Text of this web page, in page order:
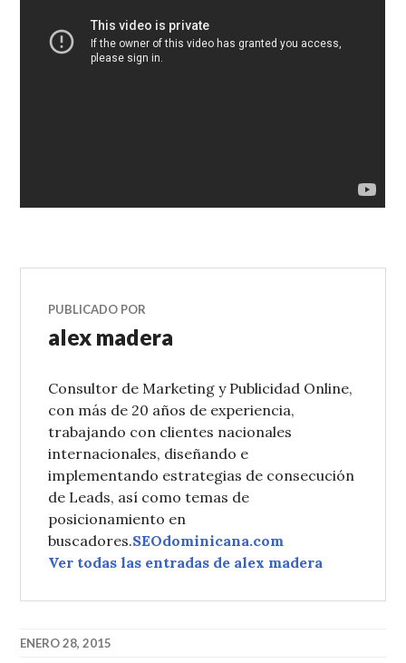
PUBLICADO POR
alex madera
Consultor de Marketing y Publicidad Online,
con más de 20 años de experiencia,
trabajando con clientes nacionales
internacionales, diseñando e
implementando estrategias de consecución
de Leads, así como temas de
posicionamiento en
buscadores.SEOdominicana.com
Ver todas las entradas de alex madera
ENERO 28, 2015